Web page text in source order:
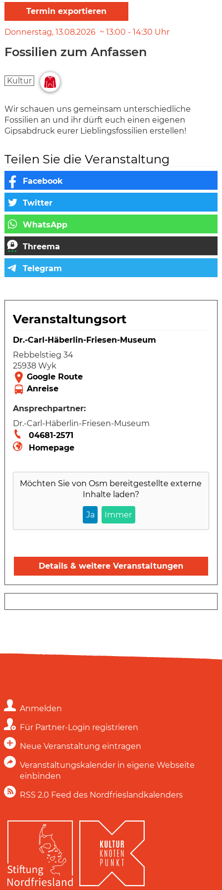
Donnerstag 13.08.2026 13:00 - 14:30 Uhr
Fossilien zum Anfassen
Kultur
Wir schauen uns gemeinsam unterschiedliche
Fossilien an und ihr dürft euch einen eigenen
Gipsabdruck eurer Lieblingsfossilien erstellen!
Teilen Sie die Veranstaltung
Veranstaltungsort
Dr.-Carl-Häberlin-Friesen-Museum
Rebbelstieg 34
25938 Wyk
Ansprechpartner:
Dr.-Carl-Häberlin-Friesen-Museum
04681-2571
Homepage
Möchten Sie vonOsm bereitgestellte externe
Inhalte laden?
Ja Immer
Details & weitere Veranstaltungen
Anmelden
Für Partner-Login registrieren
Neue Veranstaltung eintragen
Veranstaltungskalender in eigene Webseite
einbinden
RSS 2.0 Feed des Nordfrieslandkalenders